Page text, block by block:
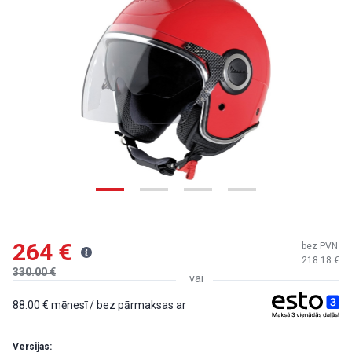
264
330.00
218.18
bez PVN
vai
88.00 mēnesī / bez pārmaksas ar
Versijas: